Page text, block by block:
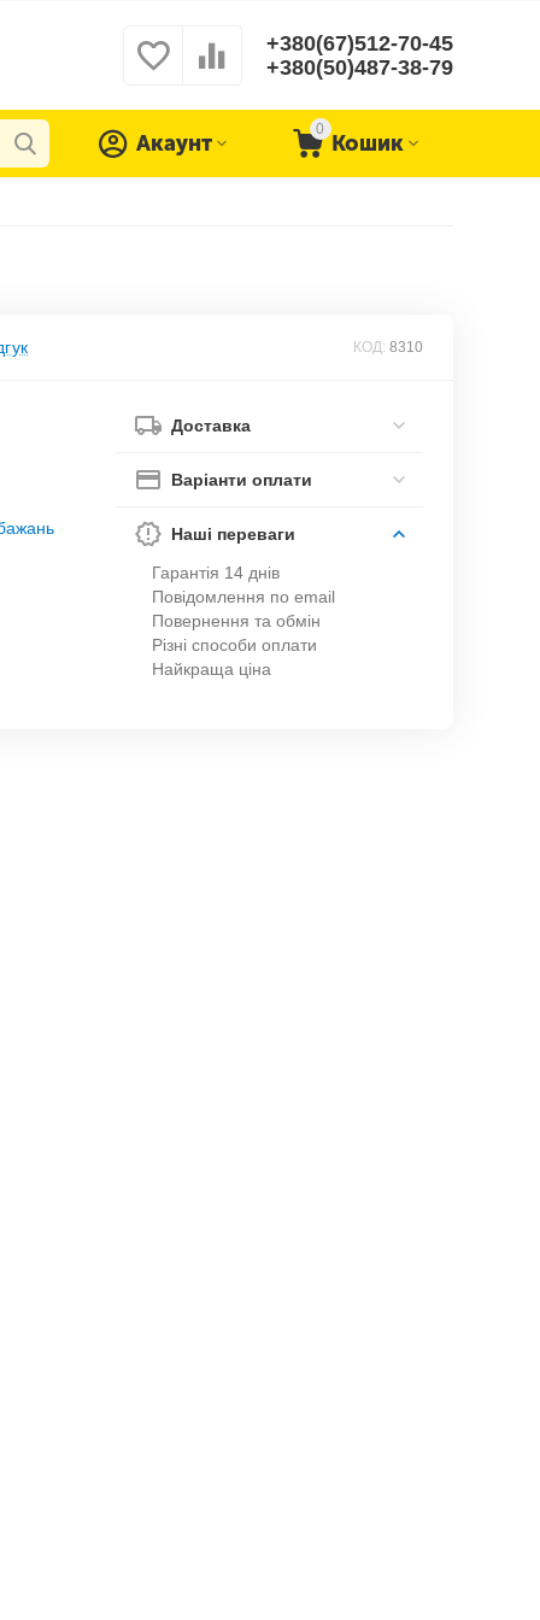
+380(67)512-70-45
+380(50)487-38-79
0
Кошик
Акаунт
КОД: 8310
Доставка
Варіанти оплати
Наші переваги
Гарантія 14 днів
Повідомлення по email
Повернення та обмін
Різні способи оплати
Найкраща ціна